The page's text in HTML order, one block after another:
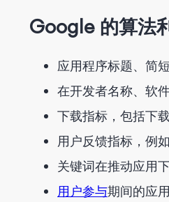
Google 的算法
应用程序标题、简
在开发者名称、软
下载指标，包括下
用户反馈指标，例
关键词在推动应用
用户参与期间的应